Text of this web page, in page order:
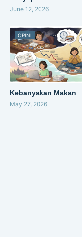
June 12, 2026
OPINI
Kebanyakan Makan
May 27, 2026